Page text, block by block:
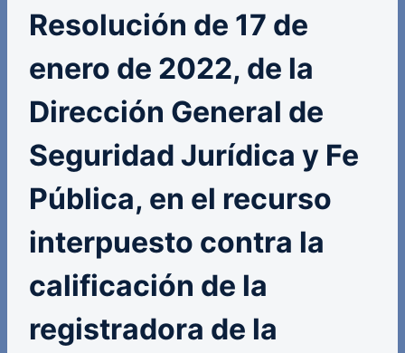
Resolución de 17 de
enero de 2022, de la
Dirección General de
Seguridad Jurídica y Fe
Pública, en el recurso
interpuesto contra la
calificación de la
registradora de la